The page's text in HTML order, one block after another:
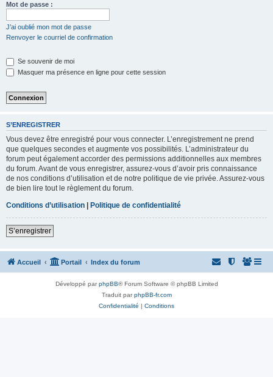
Mot de passe :
J’ai oublié mon mot de passe
Renvoyer le courriel de confirmation
Se souvenir de moi
Masquer ma présence en ligne pour cette session
S’ENREGISTRER
Vous devez être enregistré pour vous connecter. L’enregistrement ne prend
que quelques secondes et augmente vos possibilités. L’administrateur du
forum peut également accorder des permissions additionnelles aux membres
du forum. Avant de vous enregistrer, assurez-vous d’avoir pris connaissance
de nos conditions d’utilisation et de notre politique de vie privée. Assurez-vous
de bien lire tout le règlement du forum.
Conditions d’utilisation | Politique de confidentialité
S’enregistrer
Accueil Portail Index du forum
Développé parphpBB® Forum Software © phpBB Limited
Traduit parphpBB-fr.com
Confidentialité | Conditions